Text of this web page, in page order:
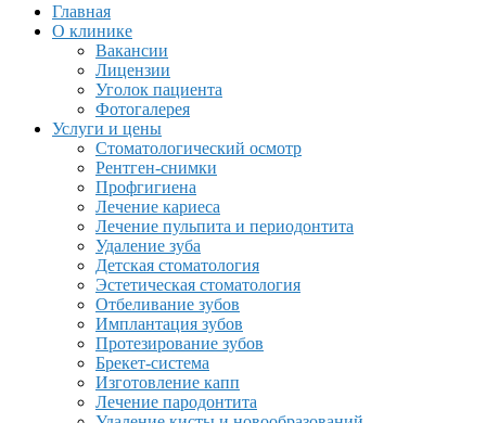
Главная
О клинике
Вакансии
Лицензии
Уголок пациента
Фотогалерея
Услуги и цены
Стоматологический осмотр
Рентген-снимки
Профгигиена
Лечение кариеса
Лечение пульпита и периодонтита
Удаление зуба
Детская стоматология
Эстетическая стоматология
Отбеливание зубов
Имплантация зубов
Протезирование зубов
Брекет-система
Изготовление капп
Лечение пародонтита